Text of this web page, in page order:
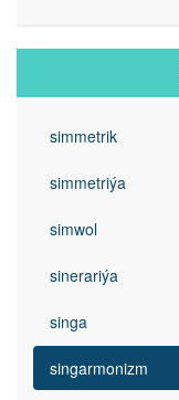
simmetrik
simmetriýa
simwol
sinerariýa
singa
singarmonizm